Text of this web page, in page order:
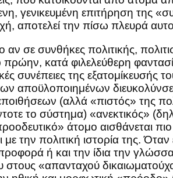
γενικευμένη επιτήρηση της
αποτελεί την πίσω πλευρά
αν σε συνθήκες πολιτικής,
πρώην, κατά φιλελεύθερη
συνέπειες της
αποϋλοποιημένων
(αλλά «πιστός» της
το σύστημα) «ανεκτικός»
άτομο αισθάνεται
με την πολιτική ιστορία της.
ή και την ίδια την
«απανταχού